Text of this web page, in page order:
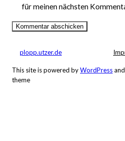
für meinen nächsten
plopp.utzer.de
This site is powered byWordPress
theme